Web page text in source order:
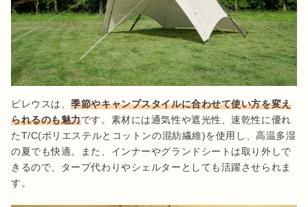
ピレウスは、季節やキャンプスタイルに合わせて使い方を変え
られるのも魅力です。素材には通気性や遮光性、速乾性に優れ
たT/C(ポリエステルとコットンの混紡繊維)を使用し、高温多湿
の夏でも快適。また、インナーやグランドシートは取り外しで
きるので、タープ代わりやシェルターとしても活躍させられま
す。